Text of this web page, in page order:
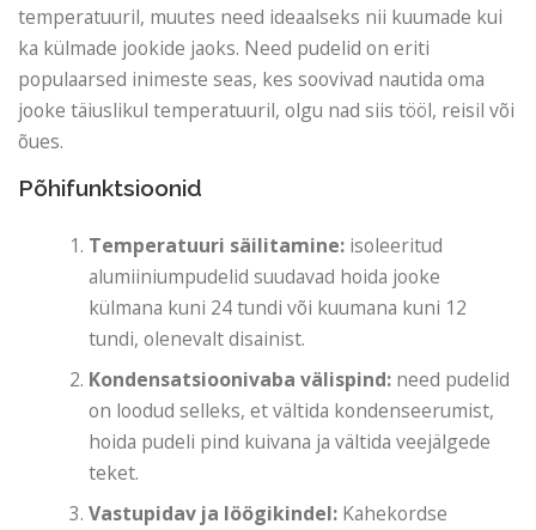
temperatuuril, muutes need ideaalseks nii kuumade kui
ka külmade jookide jaoks. Need pudelid on eriti
populaarsed inimeste seas, kes soovivad nautida oma
jooke täiuslikul temperatuuril, olgu nad siis tööl, reisil või
õues.
Põhifunktsioonid
Temperatuuri säilitamine: isoleeritud
alumiiniumpudelid suudavad hoida jooke
külmana kuni 24 tundi või kuumana kuni 12
tundi, olenevalt disainist.
Kondensatsioonivaba välispind: need pudelid
on loodud selleks, et vältida kondenseerumist,
hoida pudeli pind kuivana ja vältida veejälgede
teket.
Vastupidav ja löögikindel: Kahekordse